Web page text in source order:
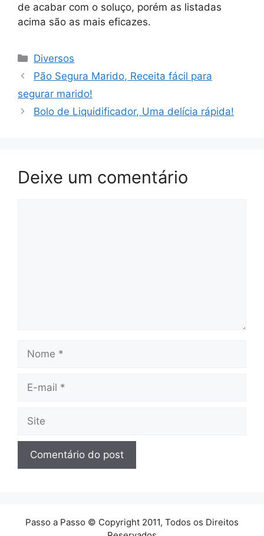
de acabar com o soluço, porém as listadas
acima são as mais eficazes.
Categorias
Diversos
Pão Segura Marido, Receita fácil para
segurar marido!
Bolo de Liquidificador, Uma delícia rápida!
Deixe um comentário
Nome
Site
Passo a Passo © Copyright 2011, Todos os Direitos